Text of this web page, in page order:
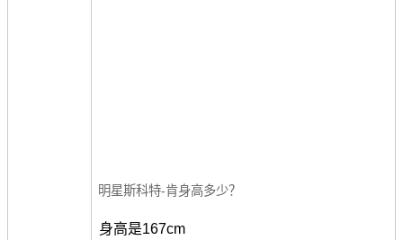
明星斯科特-肯身高多少？
身高是167cm